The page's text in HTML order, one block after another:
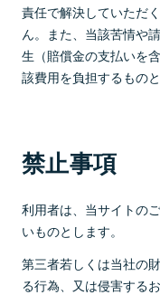
責任で解決していただ
ん。また、当該苦情や
生（賠償金の支払いを
該費用を負担するものと
禁止事項
利用者は、当サイトの
いものとします。
第三者若しくは当社の
る行為、又は侵害する